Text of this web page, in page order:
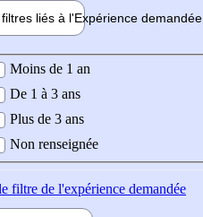
liés à l'Expérience demandée
demandée
Moins de 1 an
De 1 à 3 ans
Plus de 3 ans
Non renseignée
filtre de l'expérience demandée